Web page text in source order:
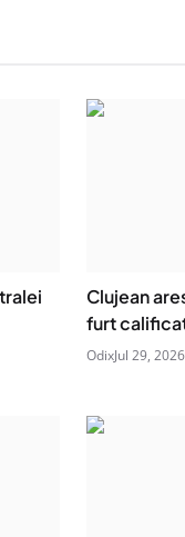
Clujean
furt
OdixJul 29, 2026